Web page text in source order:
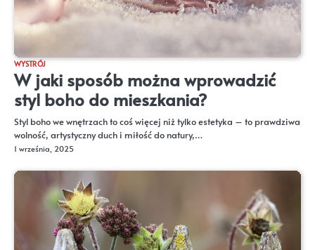
WYSTRÓJ
W jaki sposób można wprowadzić
styl boho do mieszkania?
Styl boho we wnętrzach to coś więcej niż tylko estetyka – to prawdziwa
wolność, artystyczny duch i miłość do natury,…
1 września, 2025